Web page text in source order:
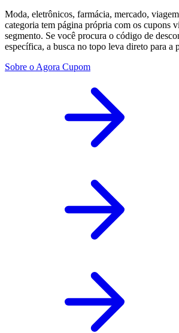
Moda, eletrônicos, farmácia, mercado,
categoria tem página própria com os cupons
segmento. Se você procura o código de
específica, a busca no topo leva direto para a
Sobre o Agora Cupom